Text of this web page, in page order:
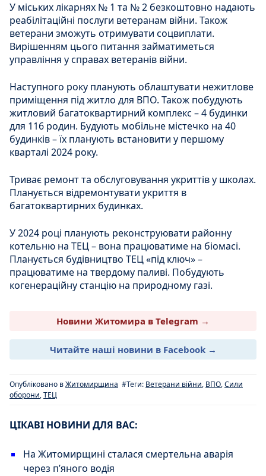
У міських лікарнях № 1 та № 2 безкоштовно надають
реабілітаційні послуги ветеранам війни. Також
ветерани зможуть отримувати соцвиплати.
Вирішенням цього питання займатиметься
управління у справах ветеранів війни.
Наступного року планують облаштувати нежитлове
приміщення під житло для ВПО. Також побудують
житловий багатоквартирний комплекс – 4 будинки
для 116 родин. Будують мобільне містечко на 40
будинків – їх планують встановити у першому
кварталі 2024 року.
Триває ремонт та обслуговування укриттів у школах.
Планується відремонтувати укриття в
багатоквартирних будинках.
У 2024 році планують реконструювати районну
котельню на ТЕЦ – вона працюватиме на біомасі.
Планується будівництво ТЕЦ «під ключ» –
працюватиме на твердому паливі. Побудують
когенераційну станцію на природному газі.
Новини Житомира в Telegram →
Читайте наші новини в Facebook →
Опубліковано вЖитомирщина #Теги: Ветерани війни, ВПО,Сили
оборони,ТЕЦ
ЦІКАВІ НОВИНИ ДЛЯ ВАС:
На Житомирщині сталася смертельна аварія
через пʼяного водія